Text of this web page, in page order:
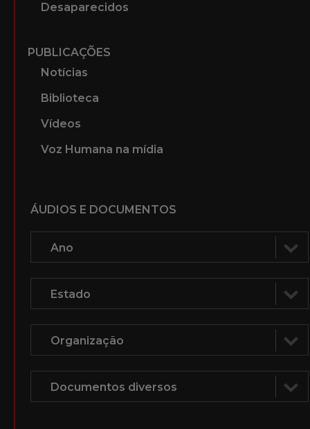
Desaparecidos
PUBLICAÇÕES
Notícias
Biblioteca
Vídeos
Voz Humana na mídia
ÁUDIOS E DOCUMENTOS